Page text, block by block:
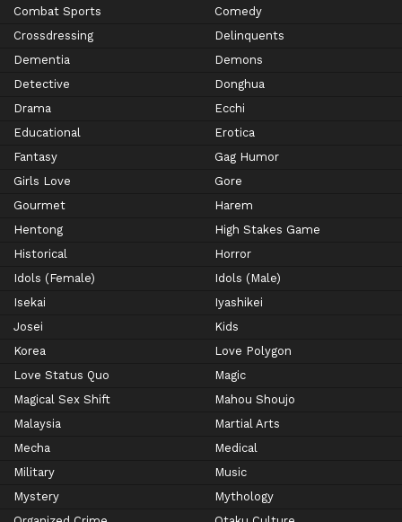
Combat Sports
Comedy
Crossdressing
Delinquents
Dementia
Demons
Detective
Donghua
Drama
Ecchi
Educational
Erotica
Fantasy
Gag Humor
Girls Love
Gore
Gourmet
Harem
Hentong
High Stakes Game
Historical
Horror
Idols (Female)
Idols (Male)
Isekai
Iyashikei
Josei
Kids
Korea
Love Polygon
Love Status Quo
Magic
Magical Sex Shift
Mahou Shoujo
Malaysia
Martial Arts
Mecha
Medical
Military
Music
Mystery
Mythology